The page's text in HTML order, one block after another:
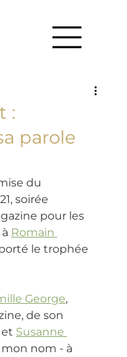
:
parole
du
soirée
pour les
Romain
le trophée
George,
de son
Susanne
nom - à